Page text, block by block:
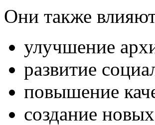
Они также
улучшение
развитие
повышение
создание